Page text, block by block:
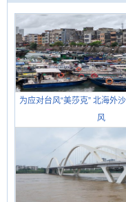
为应对台风“美莎克” 北海外
风